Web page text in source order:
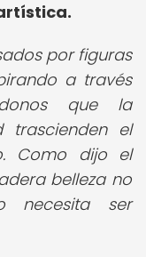
por figuras
a través
que la
trascienden el
Como dijo el
belleza no
necesita ser